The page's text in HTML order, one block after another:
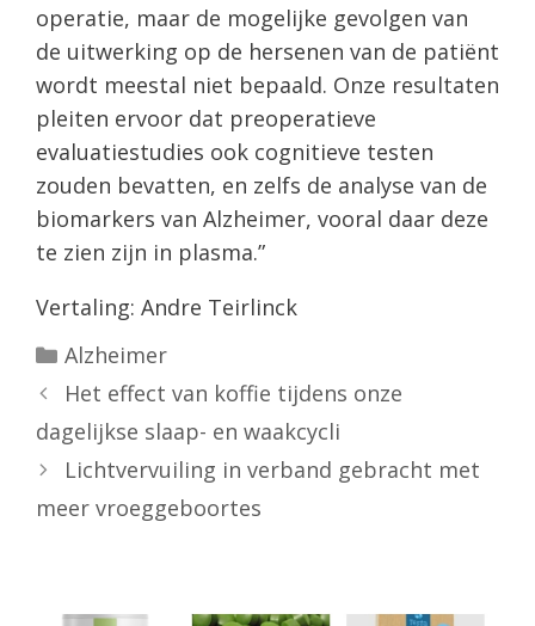
operatie, maar de mogelijke gevolgen van
de uitwerking op de hersenen van de patiënt
wordt meestal niet bepaald. Onze resultaten
pleiten ervoor dat preoperatieve
evaluatiestudies ook cognitieve testen
zouden bevatten, en zelfs de analyse van de
biomarkers van Alzheimer, vooral daar deze
te zien zijn in plasma.”
Vertaling: Andre Teirlinck
Categorieën
Alzheimer
Het effect van koffie tijdens onze
dagelijkse slaap- en waakcycli
Lichtvervuiling in verband gebracht met
meer vroeggeboortes